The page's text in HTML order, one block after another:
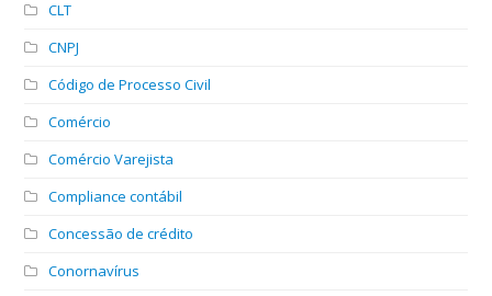
CLT
CNPJ
Código de Processo Civil
Comércio
Comércio Varejista
Compliance contábil
Concessão de crédito
Conornavírus